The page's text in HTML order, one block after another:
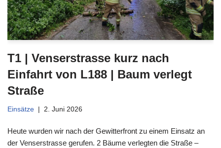
T1 | Venserstrasse kurz nach
Einfahrt von L188 | Baum verlegt
Straße
Einsätze 2. Juni 2026
Heute wurden wir nach der Gewitterfront zu einem Einsatz an
der Venserstrasse gerufen. 2 Bäume verlegten die Straße –